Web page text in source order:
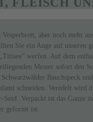
aber noch mehr
Sie ein Auge auf unseren
werfen. Auf dem
Messer sofort den
Bauchspeck
schneiden. Veredelt wird
Senf. Verpackt ist das Ganze
geformt ist.